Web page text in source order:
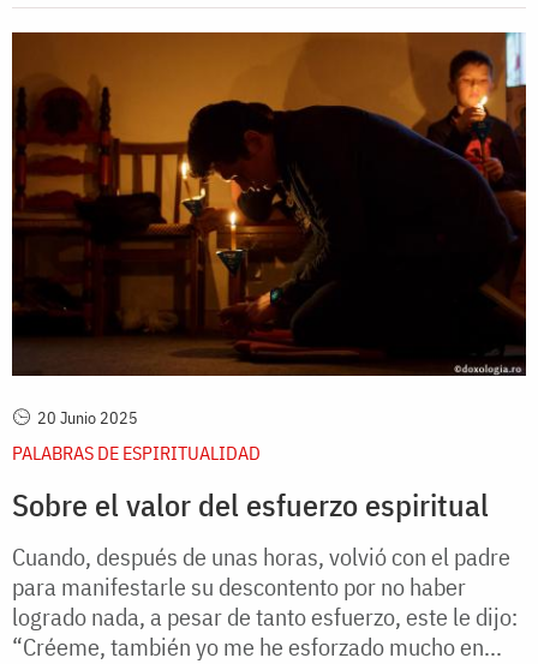
20 Junio 2025
PALABRAS DE ESPIRITUALIDAD
Sobre el valor del esfuerzo espiritual
Cuando, después de unas horas, volvió con el padre
para manifestarle su descontento por no haber
logrado nada, a pesar de tanto esfuerzo, este le dijo:
“Créeme, también yo me he esforzado mucho en...